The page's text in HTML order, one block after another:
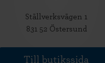
Ställverksvägen 1
831 52 Östersund
Till butikssida